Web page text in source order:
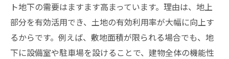
ト地下の需要はますます高まっています。理由は、地上
部分を有効活用でき、土地の有効利用率が大幅に向上す
るからです。例えば、敷地面積が限られる場合でも、地
下に設備室や駐車場を設けることで、建物全体の機能性